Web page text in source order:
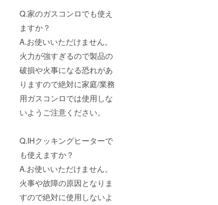
Q.家のガスコンロでも使え
ますか？
A.お使いいただけません。
火力が強すぎるので製品の
破損や火事になる恐れがあ
りますので絶対に家庭/業務
用ガスコンロでは使用しな
いようご注意ください。
Q.IHクッキングヒーターで
も使えますか？
A.お使いいただけません。
火事や故障の原因となりま
すので絶対に使用しないよ